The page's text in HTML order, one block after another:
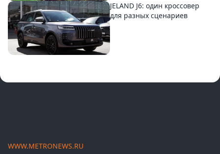
JELAND J6: один кроссовер
для разных сценариев
WWW.METRONEWS.RU